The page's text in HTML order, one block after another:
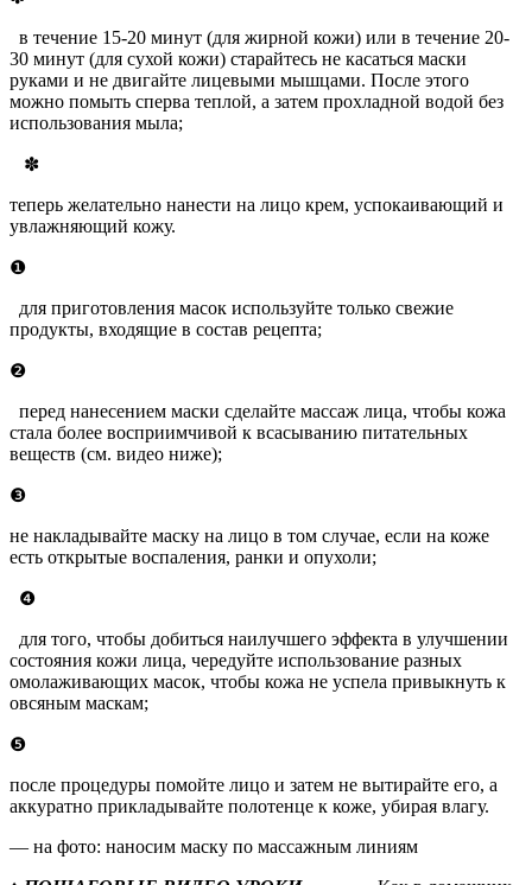
в течение 15-20 минут (для жирной кожи) или в течение 20-
30 минут (для сухой кожи) старайтесь не касаться маски
руками и не двигайте лицевыми мышцами. После этого
можно помыть сперва теплой, а затем прохладной водой без
использования мыла;
✽
теперь желательно нанести на лицо крем, успокаивающий и
увлажняющий кожу.
❶
для приготовления масок используйте только свежие
продукты, входящие в состав рецепта;
❷
перед нанесением маски сделайте массаж лица, чтобы кожа
стала более восприимчивой к всасыванию питательных
веществ (см. видео ниже);
❸
не накладывайте маску на лицо в том случае, если на коже
есть открытые воспаления, ранки и опухоли;
❹
для того, чтобы добиться наилучшего эффекта в улучшении
состояния кожи лица, чередуйте использование разных
омолаживающих масок, чтобы кожа не успела привыкнуть к
овсяным маскам;
❺
после процедуры помойте лицо и затем не вытирайте его, а
аккуратно прикладывайте полотенце к коже, убирая влагу.
— на фото: наносим маску по массажным линиям